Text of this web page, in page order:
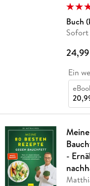
Buch
Ein
-